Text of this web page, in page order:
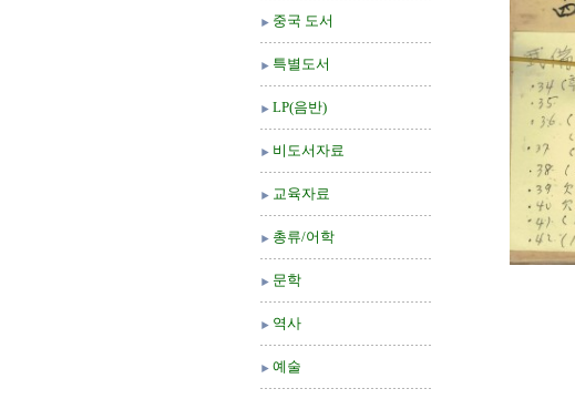
중국 도서
특별도서
LP(음반)
비도서자료
교육자료
총류/어학
문학
역사
예술